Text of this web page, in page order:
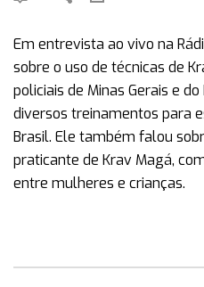
Em entrevista ao vivo na
sobre o uso de técnicas de
policiais de Minas Gerais e
diversos treinamentos para
Brasil. Ele também falou
praticante de Krav Magá,
entre mulheres e crianças.